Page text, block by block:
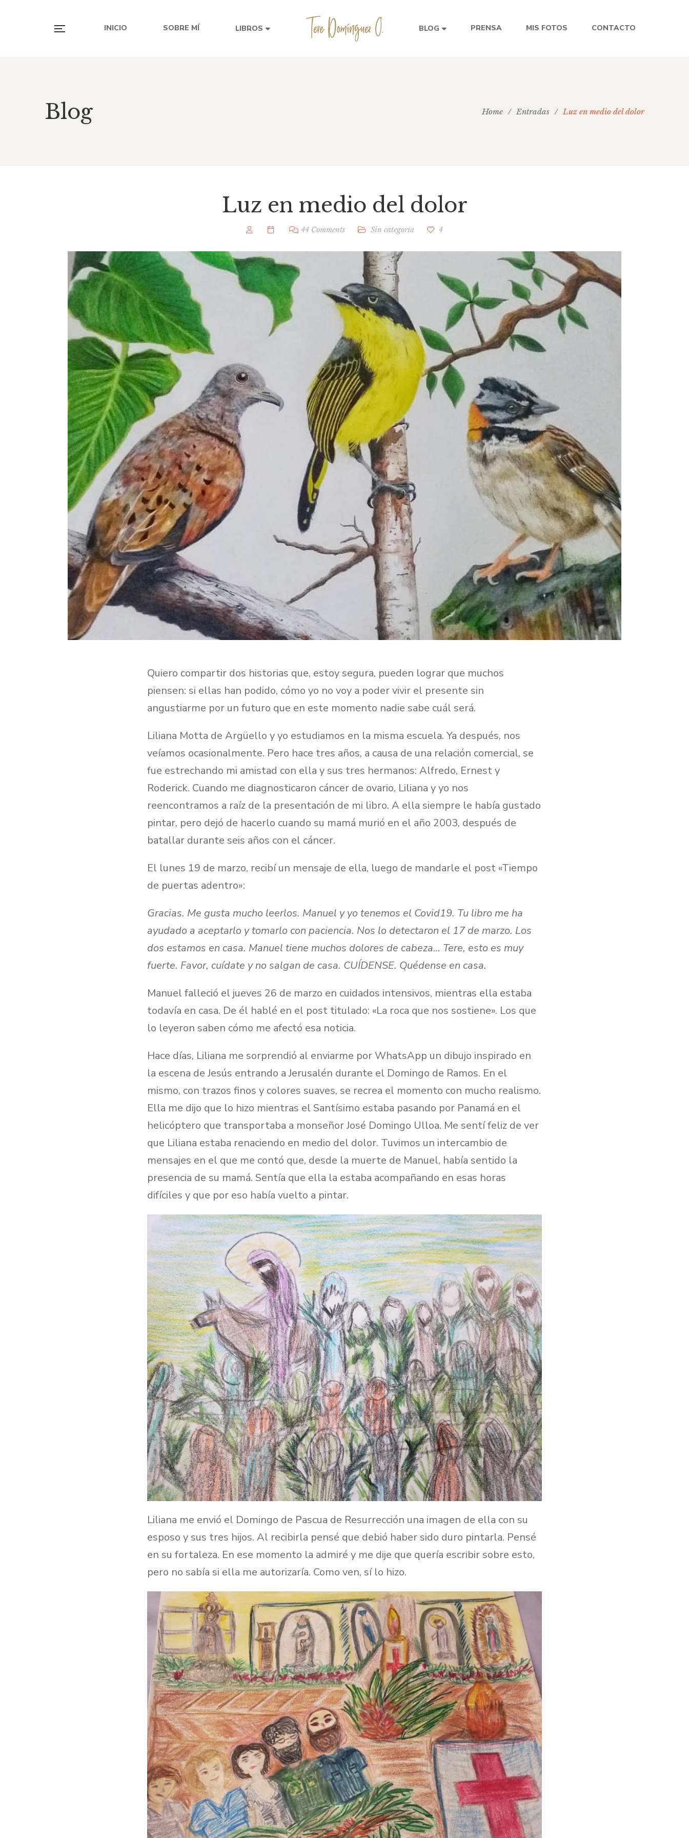
INICIO SOBRE MÍ LIBROS BLOG PRENSA MIS FOTOS CONTACTO
Blog Home / Entradas / Luz en medio del dolor
Luz en medio del dolor
44 Comments Sin categoría 4
Quiero compartir dos historias que, estoy segura, pueden lograr que muchos
piensen: si ellas han podido, cómo yo no voy a poder vivir el presente sin
angustiarme por un futuro que en este momento nadie sabe cuál será.
Liliana Motta de Argüello y yo estudiamos en la misma escuela. Ya después, nos
veíamos ocasionalmente. Pero hace tres años, a causa de una relación comercial, se
fue estrechando mi amistad con ella y sus tres hermanos: Alfredo, Ernest y
Roderick. Cuando me diagnosticaron cáncer de ovario, Liliana y yo nos
reencontramos a raíz de la presentación de mi libro. A ella siempre le había gustado
pintar, pero dejó de hacerlo cuando su mamá murió en el año 2003, después de
batallar durante seis años con el cáncer.
El lunes 19 de marzo, recibí un mensaje de ella, luego de mandarle el post «Tiempo
de puertas adentro»:
Gracias. Me gusta mucho leerlos. Manuel y yo tenemos el Covid19. Tu libro me ha
ayudado a aceptarlo y tomarlo con paciencia. Nos lo detectaron el 17 de marzo. Los
dos estamos en casa. Manuel tiene muchos dolores de cabeza… Tere, esto es muy
fuerte. Favor, cuídate y no salgan de casa. CUÍDENSE. Quédense en casa.
Manuel falleció el jueves 26 de marzo en cuidados intensivos, mientras ella estaba
todavía en casa. De él hablé en el post titulado: «La roca que nos sostiene». Los que
lo leyeron saben cómo me afectó esa noticia.
Hace días, Liliana me sorprendió al enviarme por WhatsApp un dibujo inspirado en
la escena de Jesús entrando a Jerusalén durante el Domingo de Ramos. En el
mismo, con trazos finos y colores suaves, se recrea el momento con mucho realismo.
Ella me dijo que lo hizo mientras el Santísimo estaba pasando por Panamá en el
helicóptero que transportaba a monseñor José Domingo Ulloa. Me sentí feliz de ver
que Liliana estaba renaciendo en medio del dolor. Tuvimos un intercambio de
mensajes en el que me contó que, desde la muerte de Manuel, había sentido la
presencia de su mamá. Sentía que ella la estaba acompañando en esas horas
difíciles y que por eso había vuelto a pintar.
Liliana me envió el Domingo de Pascua de Resurrección una imagen de ella con su
esposo y sus tres hijos. Al recibirla pensé que debió haber sido duro pintarla. Pensé
en su fortaleza. En ese momento la admiré y me dije que quería escribir sobre esto,
pero no sabía si ella me autorizaría. Como ven, sí lo hizo.